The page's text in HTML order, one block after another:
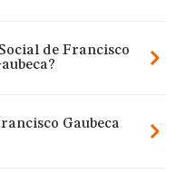
de Francisco
Gaubeca